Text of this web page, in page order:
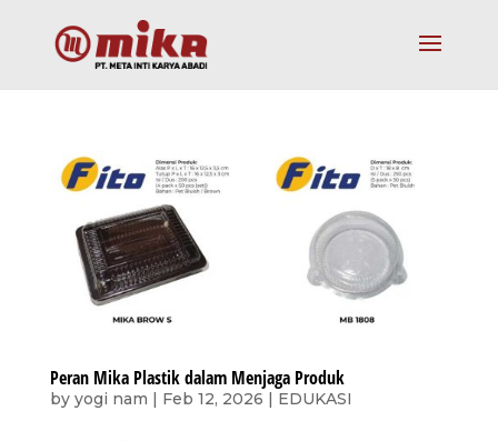
Peran Mika Plastik dalam Menjaga Produk
by yogi nam | Feb 12, 2026 | EDUKASI